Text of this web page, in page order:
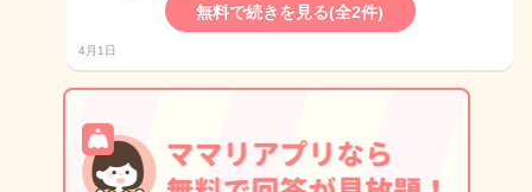
無料で続きを見る(全2件)
4月1日